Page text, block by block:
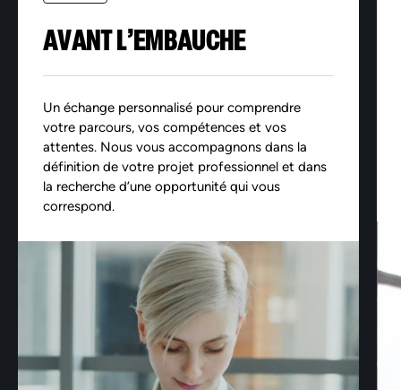
AVANT L’EMBAUCHE
Un échange personnalisé pour comprendre
votre parcours, vos compétences et vos
attentes. Nous vous accompagnons dans la
définition de votre projet professionnel et dans
la recherche d’une opportunité qui vous
correspond.